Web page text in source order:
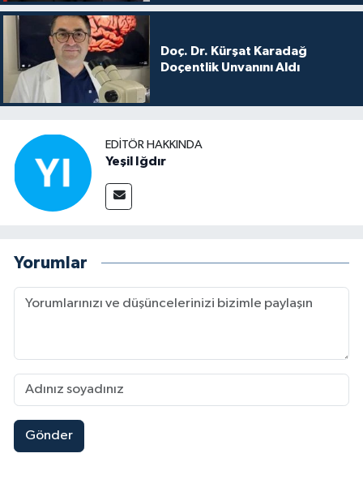
Doç. Dr. Kürşat Karadağ
Doçentlik Unvanını Aldı
EDITÖR HAKKINDA
Yeşil Iğdır
Yorumlar
Gönder